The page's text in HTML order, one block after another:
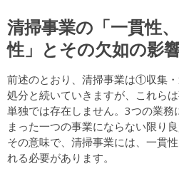
清掃事業の「一貫性
性」とその欠如の影
前述のとおり、清掃事業は①収集
処分と続いていきますが、これら
単独では存在しません。3つの業務
まった一つの事業にならない限り
その意味で、清掃事業には、一貫
れる必要があります。